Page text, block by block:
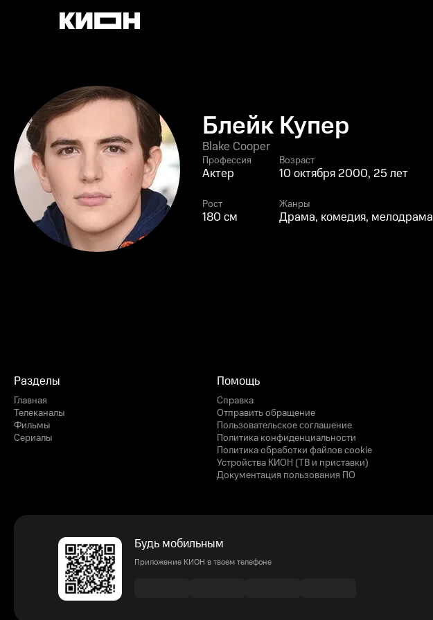
Блейк Купер
Blake Cooper
Профессия
Актер
Возраст
10 октября 2000, 25 лет
Рост
180 см
Жанры
Драма, комедия, мелодрама
Разделы
Главная
Телеканалы
Фильмы
Сериалы
Помощь
Справка
Отправить обращение
Пользовательское соглашение
Политика конфиденциальности
Политика обработки файлов cookie
Устройства КИОН (ТВ и приставки)
Документация пользования ПО
Будь мобильным
Приложение КИОН в твоем телефоне